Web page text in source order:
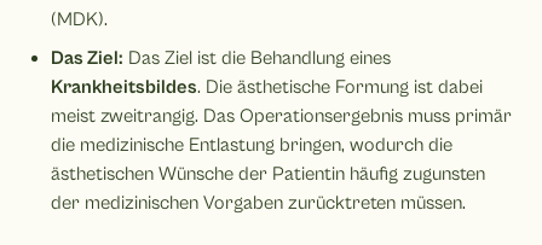
(MDK).
Das Ziel: Das Ziel ist die Behandlung eines
Krankheitsbildes. Die ästhetische Formung ist dabei
meist zweitrangig. Das Operationsergebnis muss primär
die medizinische Entlastung bringen, wodurch die
ästhetischen Wünsche der Patientin häufig zugunsten
der medizinischen Vorgaben zurücktreten müssen.